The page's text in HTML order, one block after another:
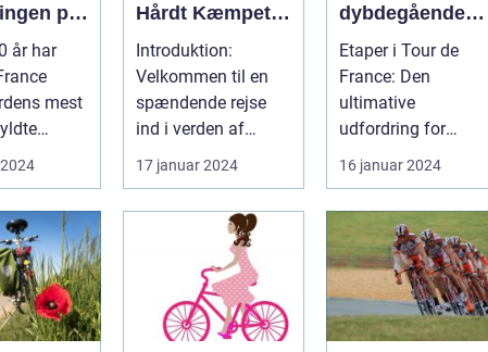
på
år har
mest
en af
Hårdt Kæmpet
Kamp for
Ligestilling på
Cykelscenen
Introduktion:
Velkommen til en
spændende rejse
ind i verden af
"kvindernes Tour de
France". Dette er...
17 januar 2024
dybdegående
analyse af
historien og
betydningen af
etaper i det mest
prestigefyldte
cykelløb
Etaper i Tour de
France: Den
ultimative
udfordring for
cykelryttere Hvor
mange kilometer
skal man c...
16 januar 2024